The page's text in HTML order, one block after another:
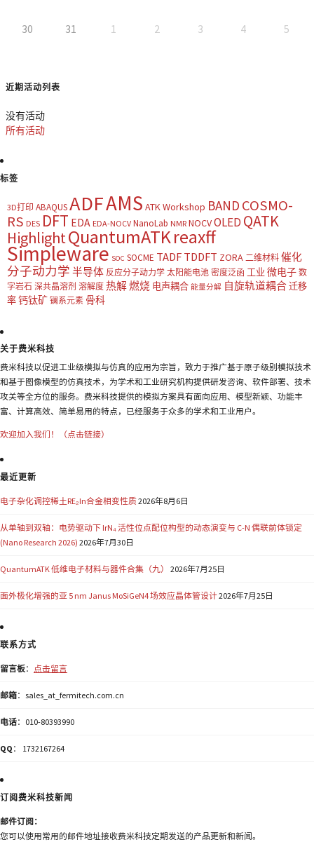
30 31 1 2 3 4 5
近期活动列表
没有活动
所有活动
标签
3D打印 ABAQUSADFAMS ATK Workshop BAND COSMO-
RS DES DFT EDA EDA-NOCV NanoLab NMR NOCVOLED QATK
HighlightQuantumATKreaxff
Simpleware SOC SOCME TADF TDDFT ZORA 二维材料 催化
分子动力学 半导体 反应分子动力学 太阳能电池 密度泛函 工业 微电子 数
字岩石 深共晶溶剂 溶解度 热解燃烧 电声耦合 能量分解 自旋轨道耦合迁移
率钙钛矿 镧系元素 骨科
关于费米科技
费米科技以促进工业级模拟与仿真的应用为宗旨，致力于推广基于原子级别模拟技术
和基于图像模型的仿真技术，为学术和工业研究机构提供研发咨询、软件部署、技术
攻关等全方位的服务。费米科技提供的模拟方案具有面向应用、模型新颖、功能丰
富、计算高效、简单易用的特点，已经服务于众多的学术和工业用户。
欢迎加入我们！（点击链接）
最近更新
电子杂化调控稀土RE₂In合金相变性质2026年8月6日
从单轴到双轴：电势驱动下 IrN₄ 活性位点配位构型的动态演变与 C-N 偶联前体锁定
(Nano Research 2026) 2026年7月30日
QuantumATK 低维电子材料与器件合集（九） 2026年7月25日
面外极化增强的亚 5 nm Janus MoSiGeN4 场效应晶体管设计2026年7月25日
联系方式
留言板： 点击留言
邮箱：sales_at_fermitech.com.cn
电话：010-80393990
QQ ： 1732167264
订阅费米科技新闻
邮件订阅：
您可以使用常用的邮件地址接收费米科技定期发送的产品更新和新闻。